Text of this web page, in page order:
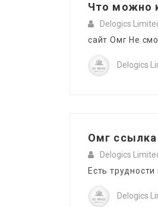
Что можно
Delogics
сайт Омг Не
Delogics
Омг ссылка
Delogics
Есть
Delogics